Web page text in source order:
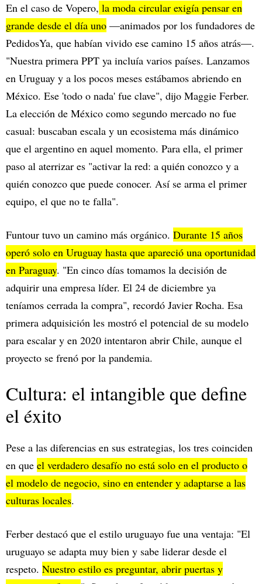
En el caso de Vopero, la moda circular exigía pensar en
grande desde el día uno —animados por los fundadores de
PedidosYa, que habían vivido ese camino 15 años atrás—.
"Nuestra primera PPT ya incluía varios países. Lanzamos
en Uruguay y a los pocos meses estábamos abriendo en
México. Ese 'todo o nada' fue clave", dijo Maggie Ferber.
La elección de México como segundo mercado no fue
casual: buscaban escala y un ecosistema más dinámico
que el argentino en aquel momento. Para ella, el primer
paso al aterrizar es "activar la red: a quién conozco y a
quién conozco que puede conocer. Así se arma el primer
equipo, el que no te falla".
Funtour tuvo un camino más orgánico. Durante 15 años
operó solo en Uruguay hasta que apareció una oportunidad
en Paraguay. "En cinco días tomamos la decisión de
adquirir una empresa líder. El 24 de diciembre ya
teníamos cerrada la compra", recordó Javier Rocha. Esa
primera adquisición les mostró el potencial de su modelo
para escalar y en 2020 intentaron abrir Chile, aunque el
proyecto se frenó por la pandemia.
Cultura: el intangible que define
el éxito
Pese a las diferencias en sus estrategias, los tres coinciden
en que el verdadero desafío no está solo en el producto o
el modelo de negocio, sino en entender y adaptarse a las
culturas locales.
Ferber destacó que el estilo uruguayo fue una ventaja: "El
uruguayo se adapta muy bien y sabe liderar desde el
respeto. Nuestro estilo es preguntar, abrir puertas y